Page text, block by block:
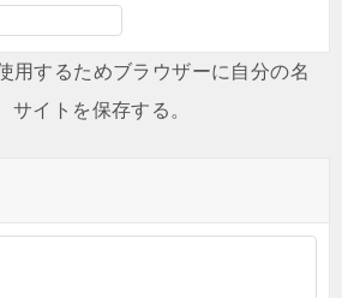
用するためブラウザーに自分の名
サイトを保存する。